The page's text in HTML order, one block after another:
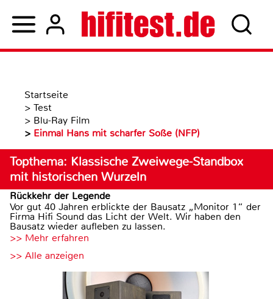
Startseite
> Test
> Blu-Ray Film
> Einmal Hans mit scharfer Soße (NFP)
Topthema: Klassische Zweiwege-Standbox
mit historischen Wurzeln
Rückkehr der Legende
Vor gut 40 Jahren erblickte der Bausatz „Monitor 1“ der
Firma Hifi Sound das Licht der Welt. Wir haben den
Bausatz wieder aufleben zu lassen.
>> Mehr erfahren
>> Alle anzeigen